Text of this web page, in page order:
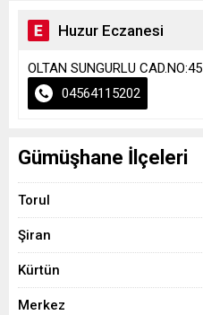
Huzur Eczanesi
OLTAN SUNGURLU CAD.NO:45
04564115202
Gümüşhane İlçeleri
Torul
Şiran
Kürtün
Merkez